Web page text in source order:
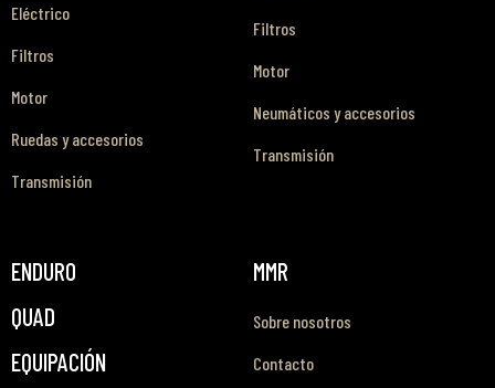
Eléctrico
Filtros
Motor
Ruedas y accesorios
Transmisión
Filtros
Motor
Neumáticos y accesorios
Transmisión
ENDURO
QUAD
EQUIPACIÓN
MMR
Sobre nosotros
Contacto